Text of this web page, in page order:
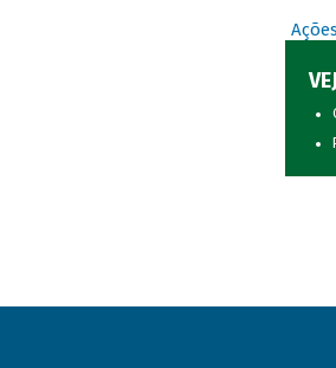
Ações